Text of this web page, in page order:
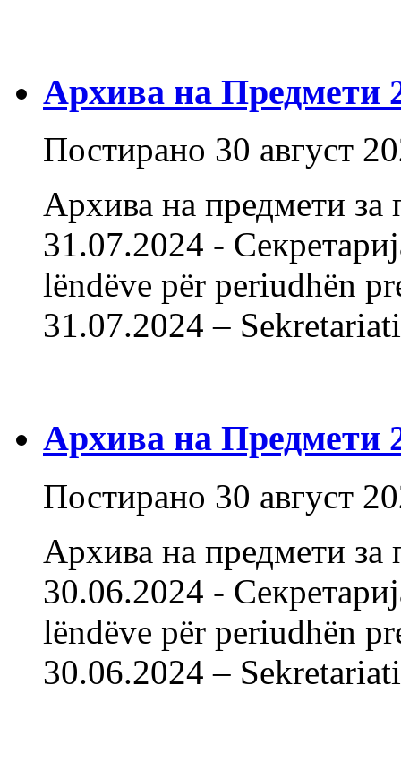
Архива на Предмети
Постирано 30 август
Архива на предмети
31.07.2024 -
lëndëve për periudhën
31.07.2024 –
Архива на Предмети
Постирано 30 август
Архива на предмети
30.06.2024 -
lëndëve për periudhën
30.06.2024 –